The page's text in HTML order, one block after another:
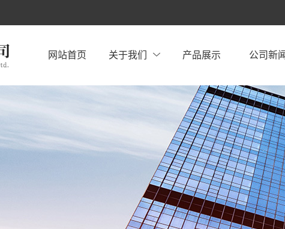
网站首页 关于我们 产品展示 公司新闻